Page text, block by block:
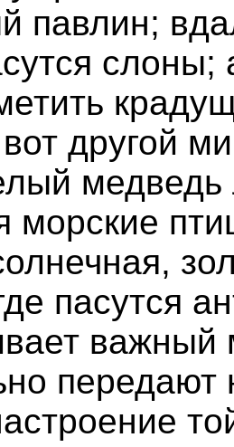
павлин;
слоны;
другой
медведь
морские
пасутся
передают